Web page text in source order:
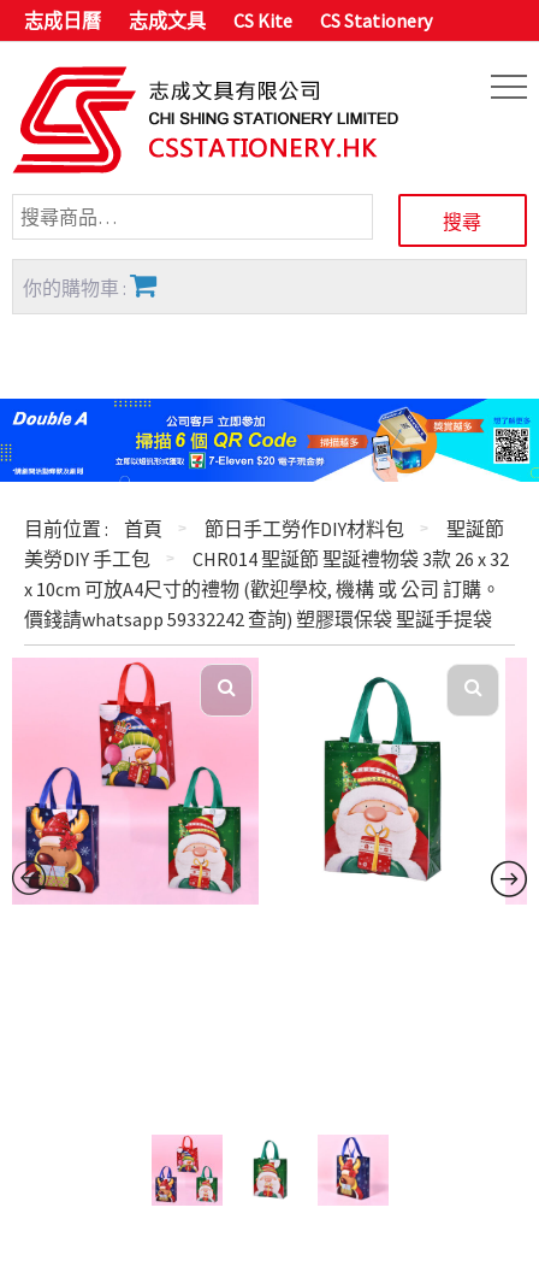
志成日曆 志成文具 CS Kite CS Stationery
你的購物車 :
目前位置 : 首頁 節日手工勞作DIY材料包
聖誕節
美勞DIY 手工包
CHR014 聖誕節 聖誕禮物袋 3款 26 x 32
x 10cm 可放A4尺寸的禮物 (歡迎學校, 機構 或 公司 訂購。
價錢請whatsapp 59332242 查詢) 塑膠環保袋 聖誕手提袋